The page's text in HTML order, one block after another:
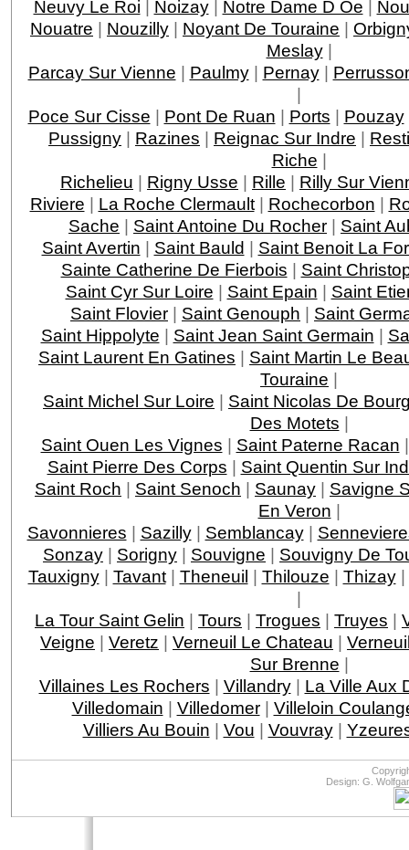
Neuvy Le Roi | Noizay| Notre Dame D Oe |
Nouatre | Nouzilly | Noyant De Touraine |
Meslay|
Parcay Sur Vienne | Paulmy| Pernay|
|
Poce Sur Cisse | Pont De Ruan | Ports | Pouzay
Pussigny | Razines | Reignac Sur Indre |
Riche |
Richelieu | Rigny Usse | Rille | Rilly Sur
Riviere | La Roche Clermault| Rochecorbon |
Sache | Saint Antoine Du Rocher | Saint
Saint Avertin | Saint Bauld | Saint Benoit La
Sainte Catherine De Fierbois | Saint
Saint Cyr Sur Loire | Saint Epain | Saint
Saint Flovier | Saint Genouph | Saint
Saint Hippolyte | Saint Jean Saint Germain |
Saint Laurent En Gatines | Saint Martin Le
Touraine |
Saint Michel Sur Loire | Saint Nicolas De
Des Motets |
Saint Ouen Les Vignes | Saint Paterne Racan
Saint Pierre Des Corps | Saint Quentin Sur
Saint Roch | Saint Senoch | Saunay | Savigne
En Veron |
Savonnieres | Sazilly| Semblancay|
Sonzay | Sorigny | Souvigne | Souvigny De
Tauxigny| Tavant| Theneuil | Thilouze | Thizay|
|
La Tour Saint Gelin | Tours | Trogues | Truyes |
Veigne | Veretz | Verneuil Le Chateau |
Sur Brenne |
Villaines Les Rochers | Villandry| La Ville Aux
Villedomain | Villedomer| Villeloin
Villiers Au Bouin | Vou | Vouvray|
Design: G.